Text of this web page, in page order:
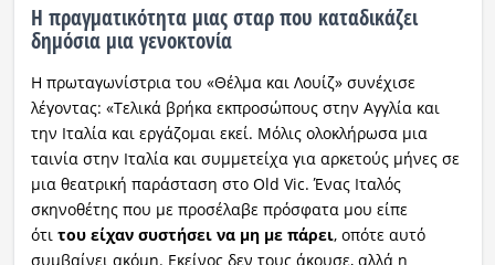
Η πραγματικότητα μιας σταρ που καταδικάζει
δημόσια μια γενοκτονία
Η πρωταγωνίστρια του «Θέλμα και Λουίζ» συνέχισε
λέγοντας: «Τελικά βρήκα εκπροσώπους στην Αγγλία και
την Ιταλία και εργάζομαι εκεί. Μόλις ολοκλήρωσα μια
ταινία στην Ιταλία και συμμετείχα για αρκετούς μήνες σε
μια θεατρική παράσταση στο Old Vic. Ένας Ιταλός
σκηνοθέτης που με προσέλαβε πρόσφατα μου είπε
ότι του είχαν συστήσει να μη με πάρει, οπότε αυτό
συμβαίνει ακόμη. Εκείνος δεν τους άκουσε, αλλά η